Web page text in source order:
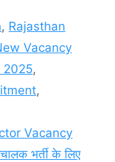
, Rajasthan
Vacancy
2025,
,
Vacancy
भर्ती के लिए